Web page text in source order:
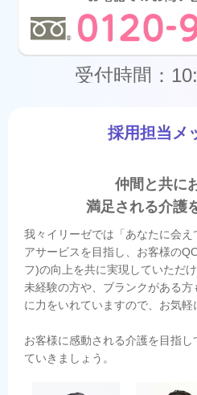
受付時間：
採用担当メ
仲間と共に
満足される介護
我々イリーゼでは「あなたに会
アサービスを目指し、お客様の
フ)の向上を共に実現していただ
未経験の方や、ブランクがある
に力をいれていますので、お気軽
お客様に感動される介護を目指し
ていきましょう。